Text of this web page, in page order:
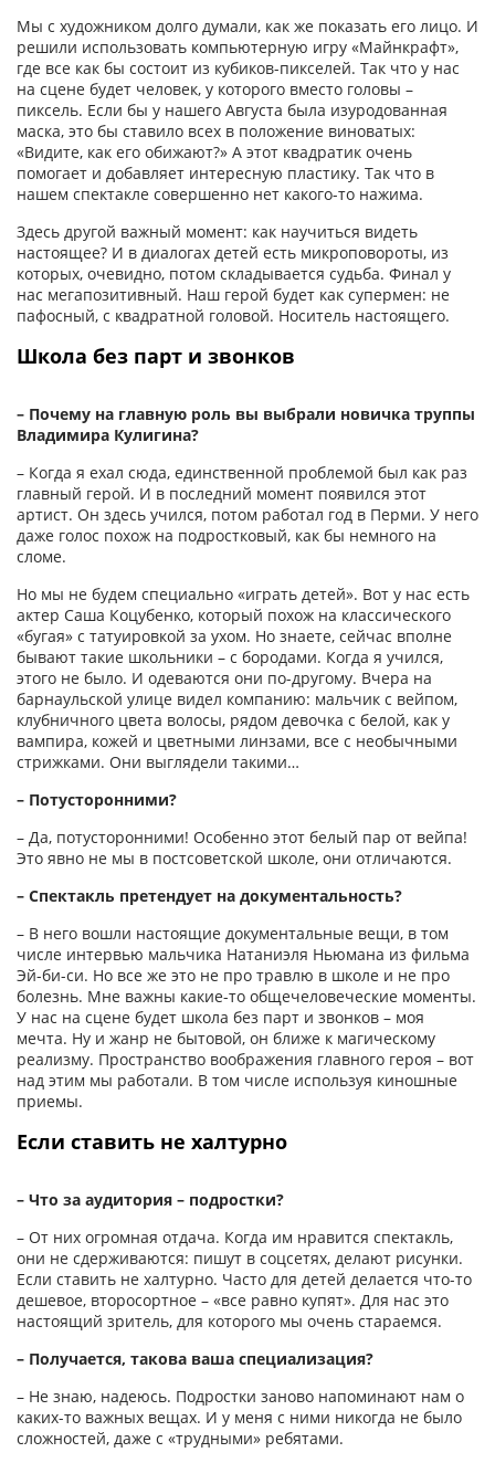
Мы с художником долго думали, как же показать его лицо. И
решили использовать компьютерную игру «Майнкрафт»,
где все как бы состоит из кубиков-пикселей. Так что у нас
на сцене будет человек, у которого вместо головы –
пиксель. Если бы у нашего Августа была изуродованная
маска, это бы ставило всех в положение виноватых:
«Видите, как его обижают?» А этот квадратик очень
помогает и добавляет интересную пластику. Так что в
нашем спектакле совершенно нет какого-то нажима.
Здесь другой важный момент: как научиться видеть
настоящее? И в диалогах детей есть микроповороты, из
которых, очевидно, потом складывается судьба. Финал у
нас мегапозитивный. Наш герой будет как супермен: не
пафосный, с квадратной головой. Носитель настоящего.
Школа без парт и звонков
– Почему на главную роль вы выбрали новичка труппы
Владимира Кулигина?
– Когда я ехал сюда, единственной проблемой был как раз
главный герой. И в последний момент появился этот
артист. Он здесь учился, потом работал год в Перми. У него
даже голос похож на подростковый, как бы немного на
сломе.
Но мы не будем специально «играть детей». Вот у нас есть
актер Саша Коцубенко, который похож на классического
«бугая» с татуировкой за ухом. Но знаете, сейчас вполне
бывают такие школьники – с бородами. Когда я учился,
этого не было. И одеваются они по-другому. Вчера на
барнаульской улице видел компанию: мальчик с вейпом,
клубничного цвета волосы, рядом девочка с белой, как у
вампира, кожей и цветными линзами, все с необычными
стрижками. Они выглядели такими…
– Потусторонними?
– Да, потусторонними! Особенно этот белый пар от вейпа!
Это явно не мы в постсоветской школе, они отличаются.
– Спектакль претендует на документальность?
– В него вошли настоящие документальные вещи, в том
числе интервью мальчика Натаниэля Ньюмана из фильма
Эй-би-си. Но все же это не про травлю в школе и не про
болезнь. Мне важны какие-то общечеловеческие моменты.
У нас на сцене будет школа без парт и звонков – моя
мечта. Ну и жанр не бытовой, он ближе к магическому
реализму. Пространство воображения главного героя – вот
над этим мы работали. В том числе используя киношные
приемы.
Если ставить не халтурно
– Что за аудитория – подростки?
– От них огромная отдача. Когда им нравится спектакль,
они не сдерживаются: пишут в соцсетях, делают рисунки.
Если ставить не халтурно. Часто для детей делается что-то
дешевое, второсортное – «все равно купят». Для нас это
настоящий зритель, для которого мы очень стараемся.
– Получается, такова ваша специализация?
– Не знаю, надеюсь. Подростки заново напоминают нам о
каких-то важных вещах. И у меня с ними никогда не было
сложностей, даже с «трудными» ребятами.